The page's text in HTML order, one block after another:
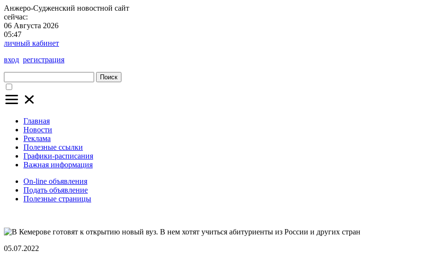
Анжеро-Судженский новостной сайт
сейчас:
06 Августа 2026
05:47
личный кабинет
вход регистрация
Поиск
Главная
Новости
Реклама
Полезные ссылки
Графики-расписания
Важная информация
On-line объявления
Подать объявление
Полезные страницы
05.07.2022